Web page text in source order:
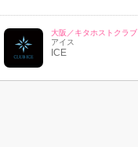
大阪／キタホストクラブ
アイス
ICE